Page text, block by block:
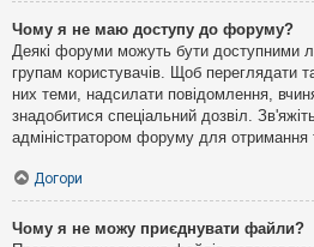
Чому я не маю доступу до форуму?
Деякі форуми можуть бути доступними
групам користувачів. Щоб переглядати
них теми, надсилати повідомлення,
знадобитися спеціальний дозвіл.
адміністратором форуму для отримання
Догори
Чому я не можу приєднувати файли?